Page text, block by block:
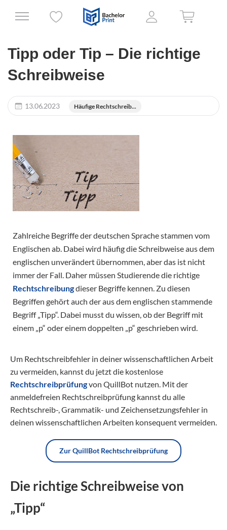
Tipp oder Tip – Die richtige
Schreibweise
13.06.2023 Häufige Rechtschreib...
Zahlreiche Begriffe der deutschen Sprache stammen vom
Englischen ab. Dabei wird häufig die Schreibweise aus dem
englischen unverändert übernommen, aber das ist nicht
immer der Fall. Daher müssen Studierende die richtige
Rechtschreibungdieser Begriffe kennen. Zu diesen
Begriffen gehört auch der aus dem englischen stammende
Begriff „Tipp“. Dabei musst du wissen, ob der Begriff mit
einem „p“ oder einem doppelten „p“ geschrieben wird.
Um Rechtschreibfehler in deiner wissenschaftlichen Arbeit
zu vermeiden, kannst du jetzt die kostenlose
Rechtschreibprüfungvon QuillBot nutzen. Mit der
anmeldefreien Rechtschreibprüfung kannst du alle
Rechtschreib-, Grammatik- und Zeichensetzungsfehler in
deinen wissenschaftlichen Arbeiten konsequent vermeiden.
Zur QuillBot Rechtschreibprüfung
Die richtige Schreibweise von
„Tipp“